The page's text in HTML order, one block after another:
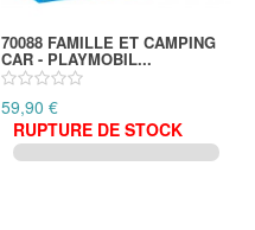
70088 FAMILLE ET CAMPING
CAR - PLAYMOBIL...
59,90 €
RUPTURE DE STOCK